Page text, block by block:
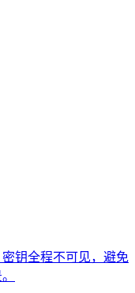
钥全程不可见，避免